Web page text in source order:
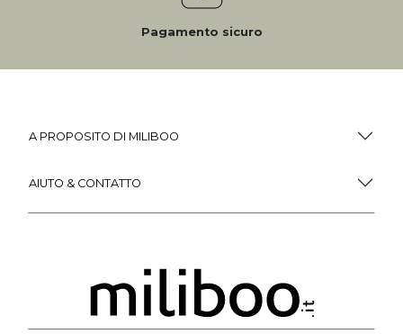
Pagamento sicuro
A PROPOSITO DI MILIBOO
AIUTO & CONTATTO